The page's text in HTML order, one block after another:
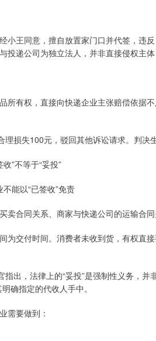
小王同意，擅自放置家门口并代签，违
递公司为独立法人，并非直接侵权主体
所有权，直接向快递企业主张赔偿依据
损失100元，驳回其他诉讼请求。判决
收”不等于“妥投”
能以“已签收”免责
合同关系、商家与快递公司的运输合同
为交付时间。消费者未收到货，有权直
出，法律上的“妥投”是强制性义务，并
确指定的代收人手中。
需要做到：